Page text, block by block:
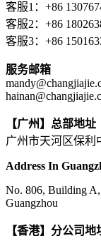
客服1：+86
客服2：+86
客服3：+86
服务邮箱
【广州】总部地址
广州市天河区保利
Address In
No. 806, Building
Guangzhou
【香港】分公司地